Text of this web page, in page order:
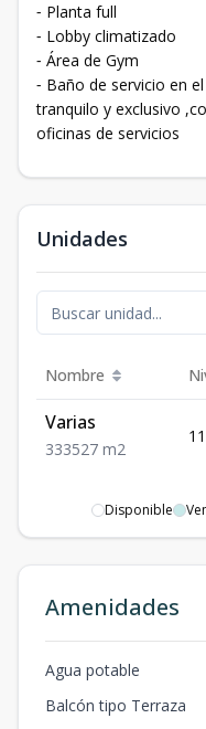
⁃ Planta full
⁃ Lobby climatizado
⁃ Área de Gym
⁃ Baño de servicio en
tranquilo y exclusivo
oficinas de servicios
Unidades
Nombre
Varias
333527 m2
11
Disponible
Amenidades
Agua potable
Balcón tipo Terraza